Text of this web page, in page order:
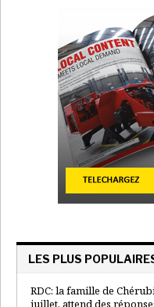
LES PLUS
RDC: la famille de
juillet, attend des